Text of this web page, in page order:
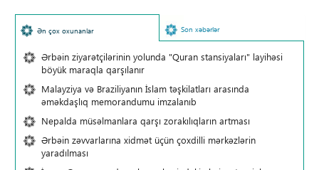
Ən çox oxunanlar Son xəbərlər
Ərbəin ziyarətçilərinin yolunda "Quran stansiyaları" layihəsi
böyük maraqla qarşılanır
Malayziya və Braziliyanın İslam təşkilatları arasında
əməkdaşlıq memorandumu imzalanıb
Nepalda müsəlmanlara qarşı zorakılıqların artması
Ərbəin zəvvarlarına xidmət üçün çoxdilli mərkəzlərin
yaradılması